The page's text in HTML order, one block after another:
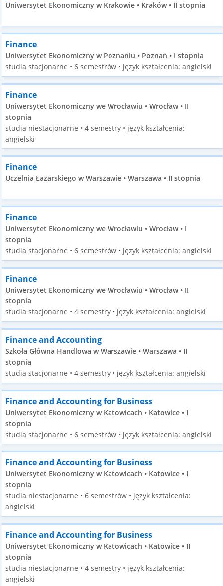
Uniwersytet Ekonomiczny w Krakowie • Kraków • II stopnia
Finance
Uniwersytet Ekonomiczny w Poznaniu • Poznań • I stopnia
studia stacjonarne • 6 semestrów • język kształcenia: angielski
Finance
Uniwersytet Ekonomiczny we Wrocławiu • Wrocław • II
stopnia
studia niestacjonarne • 4 semestry • język kształcenia:
angielski
Finance
Uczelnia Łazarskiego w Warszawie • Warszawa • II stopnia
Finance
Uniwersytet Ekonomiczny we Wrocławiu • Wrocław • I
stopnia
studia stacjonarne • 6 semestrów • język kształcenia: angielski
Finance
Uniwersytet Ekonomiczny we Wrocławiu • Wrocław • II
stopnia
studia stacjonarne • 4 semestry • język kształcenia: angielski
Finance and Accounting
Szkoła Główna Handlowa w Warszawie • Warszawa • II
stopnia
studia stacjonarne • 4 semestry • język kształcenia: angielski
Finance and Accounting for Business
Uniwersytet Ekonomiczny w Katowicach • Katowice • I
stopnia
studia stacjonarne • 6 semestrów • język kształcenia: angielski
Finance and Accounting for Business
Uniwersytet Ekonomiczny w Katowicach • Katowice • I
stopnia
studia niestacjonarne • 6 semestrów • język kształcenia:
angielski
Finance and Accounting for Business
Uniwersytet Ekonomiczny w Katowicach • Katowice • II
stopnia
studia niestacjonarne • 4 semestry • język kształcenia:
angielski